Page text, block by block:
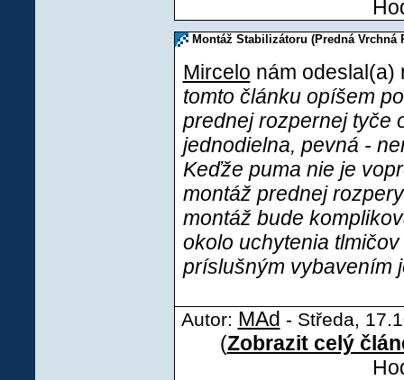
Montáž Stabilizátoru (Predná Vrchná
Mircelo nám
tomto článku opíšem
prednej rozpernej tyče
jednodielna, pevná -
Keďže puma nie je
montáž prednej
montáž bude
okolo uchytenia
príslušným vybavením
Autor: MAd - Středa,
(Zobrazit celý